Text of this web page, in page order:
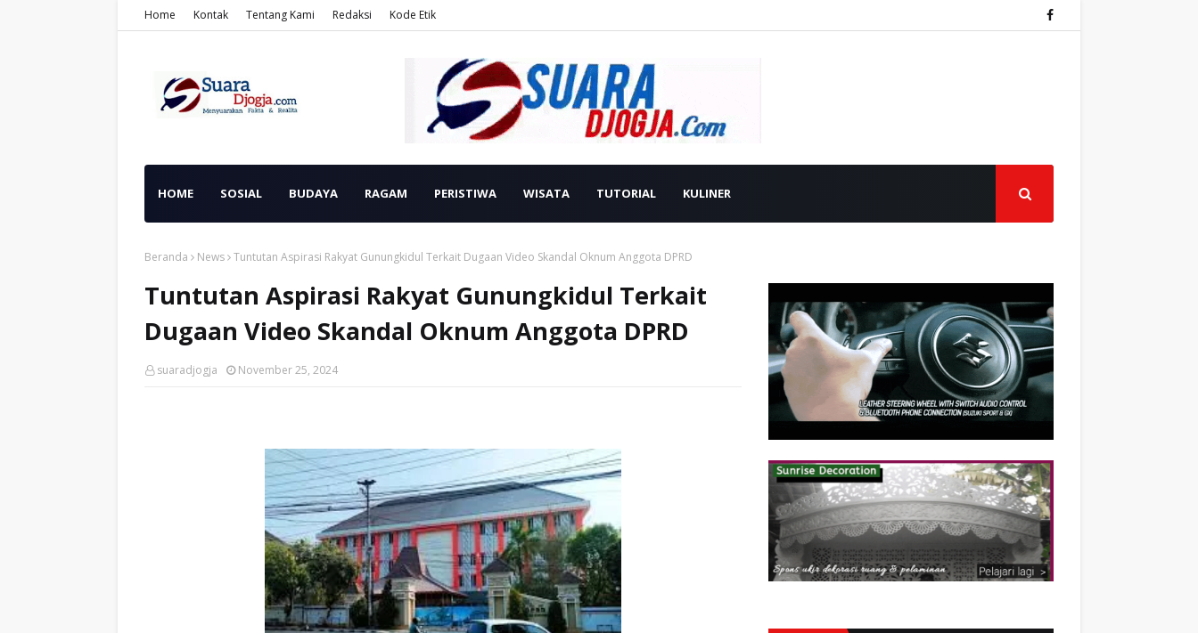
Home Kontak Tentang Kami Redaksi Kode Etik
HOME SOSIAL BUDAYA RAGAM PERISTIWA WISATA TUTORIAL KULINER
Beranda News Tuntutan Aspirasi Rakyat Gunungkidul Terkait Dugaan Video Skandal Oknum Anggota DPRD
Tuntutan Aspirasi Rakyat Gunungkidul Terkait
Dugaan Video Skandal Oknum Anggota DPRD
suaradjogja November 25, 2024